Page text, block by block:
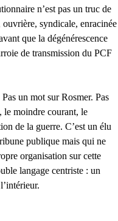
n’est pas un truc de
ouvrière, syndicale, enracinée
que la dégénérescence
de transmission du PCF
un mot sur Rosmer. Pas
le moindre courant, le
de la guerre. C’est un élu
publique mais qui ne
organisation sur cette
langage centriste : un